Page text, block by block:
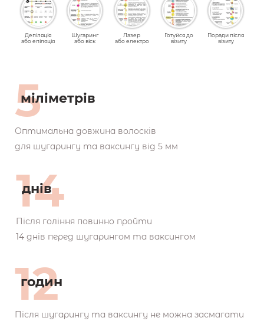
Депіляція
або епіляція
Шугаринг
або віск
Лазер
або електро
Готуйся до
візиту
Поради після
візиту
5
міліметрів
Оптимальна довжина волосків
для шугарингу та ваксингу від 5 мм
14
днів
Після гоління повинно пройти
14 днів перед шугарингом та ваксингом
12
годин
Після шугарингу та ваксингу не можна засмагати